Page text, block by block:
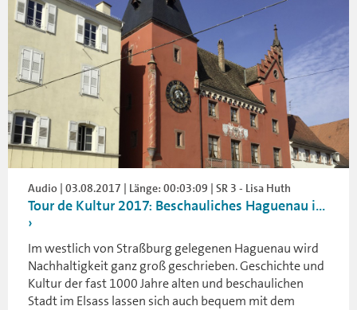
Audio | 03.08.2017 | Länge: 00:03:09 | SR 3 - Lisa Huth
Tour de Kultur 2017: Beschauliches Haguenau i...
Im westlich von Straßburg gelegenen Haguenau wird
Nachhaltigkeit ganz groß geschrieben. Geschichte und
Kultur der fast 1000 Jahre alten und beschaulichen
Stadt im Elsass lassen sich auch bequem mit dem